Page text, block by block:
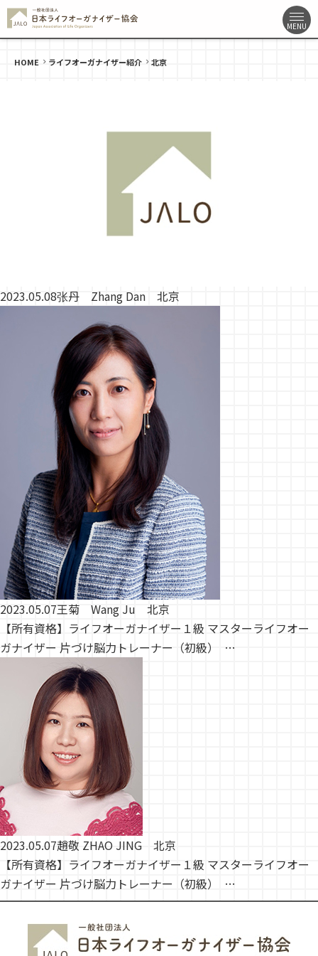
HOME ライフオーガナイザー紹介 北京
2023.05.08张丹 Zhang Dan 北京
2023.05.07王菊 Wang Ju 北京
【所有資格】ライフオーガナイザー１級 マスターライフオー
ガナイザー 片づけ脳力トレーナー（初級） …
2023.05.07趙敬 ZHAO JING 北京
【所有資格】ライフオーガナイザー１級 マスターライフオー
ガナイザー 片づけ脳力トレーナー（初級） …